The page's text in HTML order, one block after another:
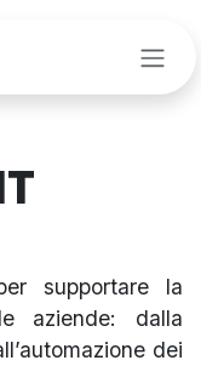
supportare la
aziende: dalla
dei